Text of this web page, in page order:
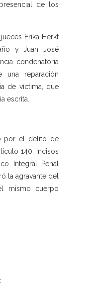
de los
Erika Herkt
y Juan José
condenatoria
reparación
de víctima, que
escrita.
por el delito de
140, incisos
Integral Penal
la agravante del
mismo cuerpo